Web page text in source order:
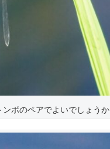
ボのペアでよいでしょうか